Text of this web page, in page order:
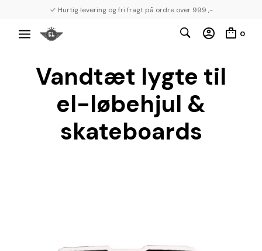
✓ Hurtig levering og fri fragt på ordre over 999 ,-
0
Vandtæt lygte til
el-løbehjul &
skateboards